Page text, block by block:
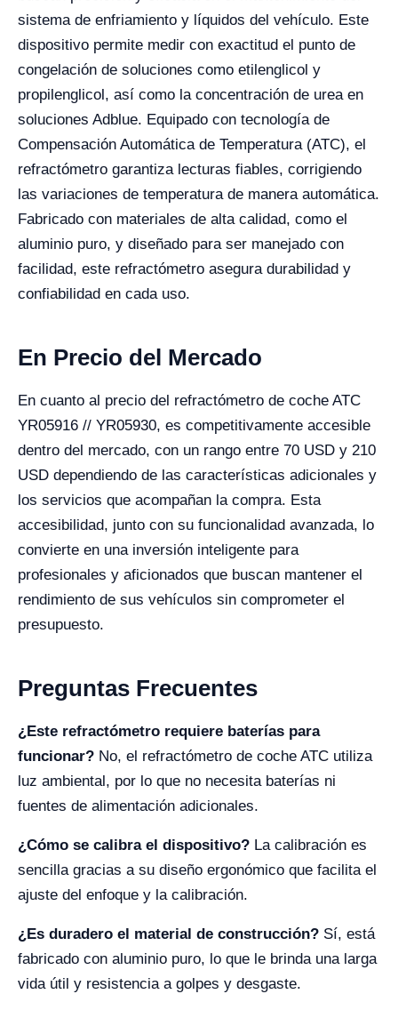
sistema de enfriamiento y líquidos del vehículo. Este
dispositivo permite medir con exactitud el punto de
congelación de soluciones como etilenglicol y
propilenglicol, así como la concentración de urea en
soluciones Adblue. Equipado con tecnología de
Compensación Automática de Temperatura (ATC), el
refractómetro garantiza lecturas fiables, corrigiendo
las variaciones de temperatura de manera automática.
Fabricado con materiales de alta calidad, como el
aluminio puro, y diseñado para ser manejado con
facilidad, este refractómetro asegura durabilidad y
confiabilidad en cada uso.
En Precio del Mercado
En cuanto al precio del refractómetro de coche ATC
YR05916 // YR05930, es competitivamente accesible
dentro del mercado, con un rango entre 70 USD y 210
USD dependiendo de las características adicionales y
los servicios que acompañan la compra. Esta
accesibilidad, junto con su funcionalidad avanzada, lo
convierte en una inversión inteligente para
profesionales y aficionados que buscan mantener el
rendimiento de sus vehículos sin comprometer el
presupuesto.
Preguntas Frecuentes
¿Este refractómetro requiere baterías para
funcionar? No, el refractómetro de coche ATC utiliza
luz ambiental, por lo que no necesita baterías ni
fuentes de alimentación adicionales.
¿Cómo se calibra el dispositivo? La calibración es
sencilla gracias a su diseño ergonómico que facilita el
ajuste del enfoque y la calibración.
¿Es duradero el material de construcción? Sí, está
fabricado con aluminio puro, lo que le brinda una larga
vida útil y resistencia a golpes y desgaste.